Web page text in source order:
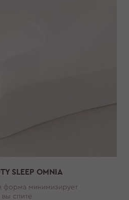
SLEEP OMNIA
форма минимизирует
спите